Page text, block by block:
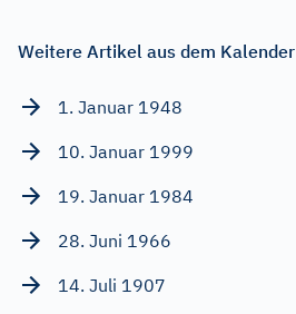
Weitere Artikel aus dem Kalender
1. Januar 1948
10. Januar 1999
19. Januar 1984
28. Juni 1966
14. Juli 1907